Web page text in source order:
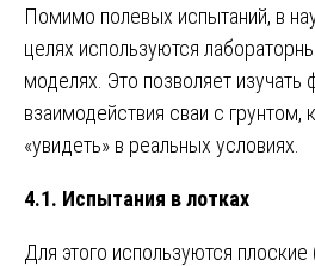
Помимо полевых испытаний, в
целях используются
моделях. Это позволяет изучать
взаимодействия сваи с
«увидеть» в реальных условиях.
4.1. Испытания в лотках
Для этого используются